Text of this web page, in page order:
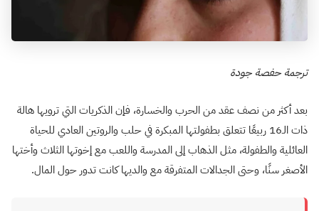
ترجمة حفصة جودة
بعد أكثر من نصف عقد من الحرب والخسارة، فإن الذكريات التي ترويها هالة
ذات الـ16 ربيعًا تتعلق بطفولتها المبكرة في حلب والروتين العادي للحياة
العائلية والطفولة، مثل الذهاب إلى المدرسة واللعب مع إخوتها الثلاث وأختها
الأصغر سنًا، وحتى الجدالات المتفرقة مع والديها كانت تدور حول المال.